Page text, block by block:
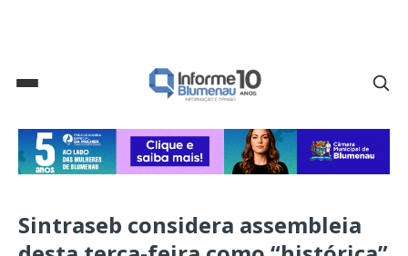
Sintraseb considera assembleia